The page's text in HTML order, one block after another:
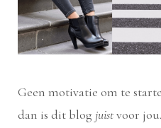
Geen motivatie om te
dan is dit blog juistvoor jou.